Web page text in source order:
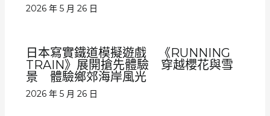
2026 年 5 月 26 日
日本寫實鐵道模擬遊戲 《RUNNING
TRAIN》展開搶先體驗 穿越櫻花與雪
景 體驗鄉郊海岸風光
2026 年 5 月 26 日